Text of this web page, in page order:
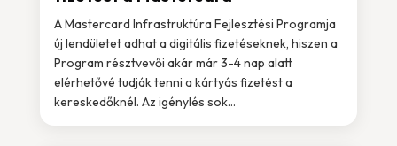
A Mastercard Infrastruktúra Fejlesztési Programja
új lendületet adhat a digitális fizetéseknek, hiszen a
Program résztvevői akár már 3-4 nap alatt
elérhetővé tudják tenni a kártyás fizetést a
kereskedőknél. Az igénylés sok...